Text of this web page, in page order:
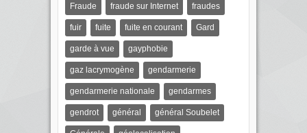
Fraude fraude sur Internet fraudes
fuir fuite fuite en courant Gard
garde à vue gayphobie
gaz lacrymogène gendarmerie
gendarmerie nationale gendarmes
gendrot général général Soubelet